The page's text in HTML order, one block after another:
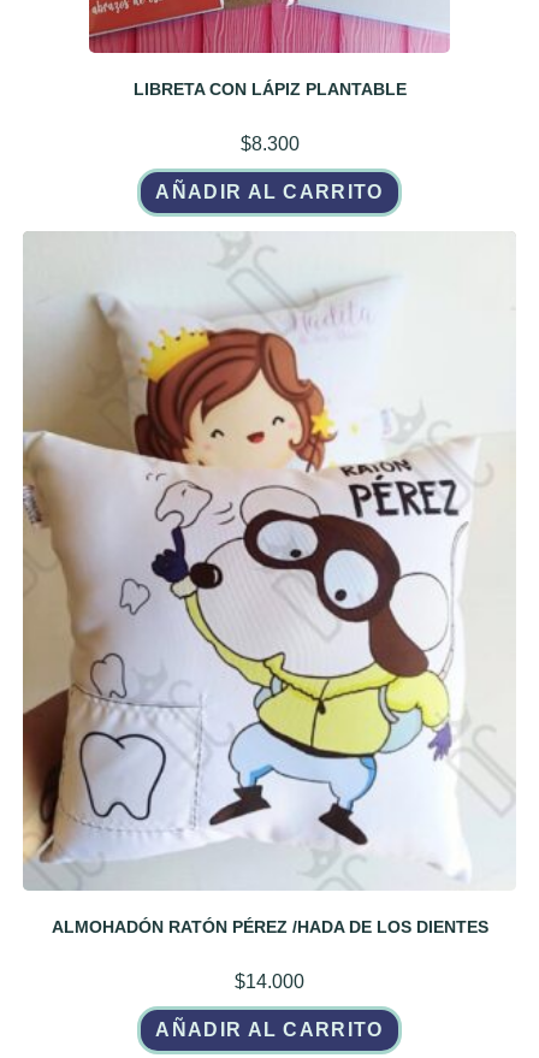
LIBRETA CON LÁPIZ PLANTABLE
$8.300
AÑADIR AL CARRITO
ALMOHADÓN RATÓN PÉREZ /HADA DE LOS DIENTES
$14.000
AÑADIR AL CARRITO